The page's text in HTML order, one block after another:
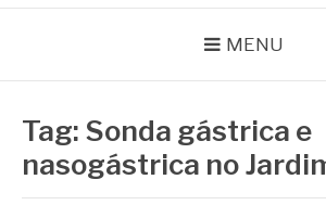
MENU
Tag: Sonda gástrica e
nasogástrica no